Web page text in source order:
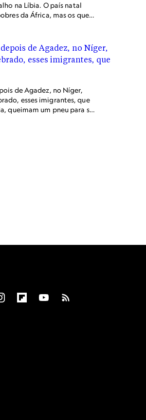
na Líbia. O país natal
da África, mas os que
de Agadez, no Níger,
esses imigrantes, que
queimam um pneu para se